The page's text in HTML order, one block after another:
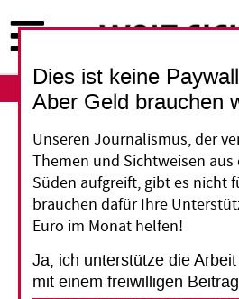
zum
Inhalt
Sexuelle Belästigung
Koreanerinnen
schweigen
Die Südkoreanerinnen
heimlich gefilmt und sexuell
Dies ist keine
Aber Geld brauchen
Unseren Journalismus, der
Themen und Sichtweisen
Süden aufgreift, gibt es nicht
brauchen dafür Ihre
Euro im Monat helfen!
Ja, ich unterstütze die
mit einem freiwilligen